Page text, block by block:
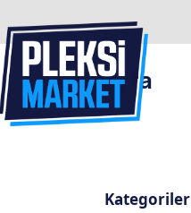
Kategoriler
Anasayfa